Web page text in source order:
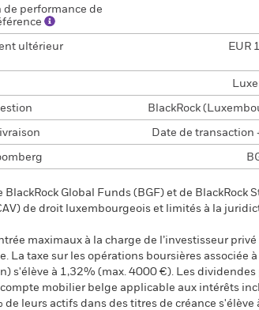
de performance de
ultérieur
EUR
BlackRock
Date de transaction
BlackRock Global Funds (BGF) et de
de droit luxembourgeois et limités à la
maximaux à la charge de l’investisseur
La taxe sur les opérations boursières associée
s'élève à 1,32% (max. 4000 €). Les
mobilier belge applicable aux intérêts
de leurs actifs dans des titres de créance s'élève